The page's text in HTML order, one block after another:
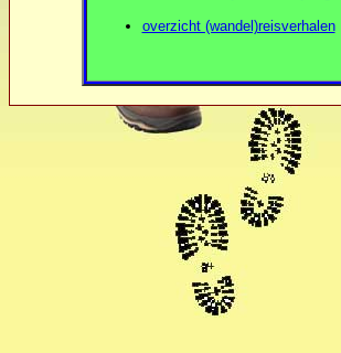
overzicht (wandel)reisverhalen